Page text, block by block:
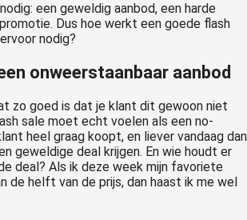
een geweldig aanbod, een harde
Dus hoe werkt een goede flash
nodig?
onweerstaanbaar aanbod
zo goed is dat je klant dit gewoon niet
sale moet echt voelen als een no-
heel graag koopt, en liever vandaag dan
geweldige deal krijgen. En wie houdt er
deal? Als ik deze week mijn favoriete
de helft van de prijs, dan haast ik me wel